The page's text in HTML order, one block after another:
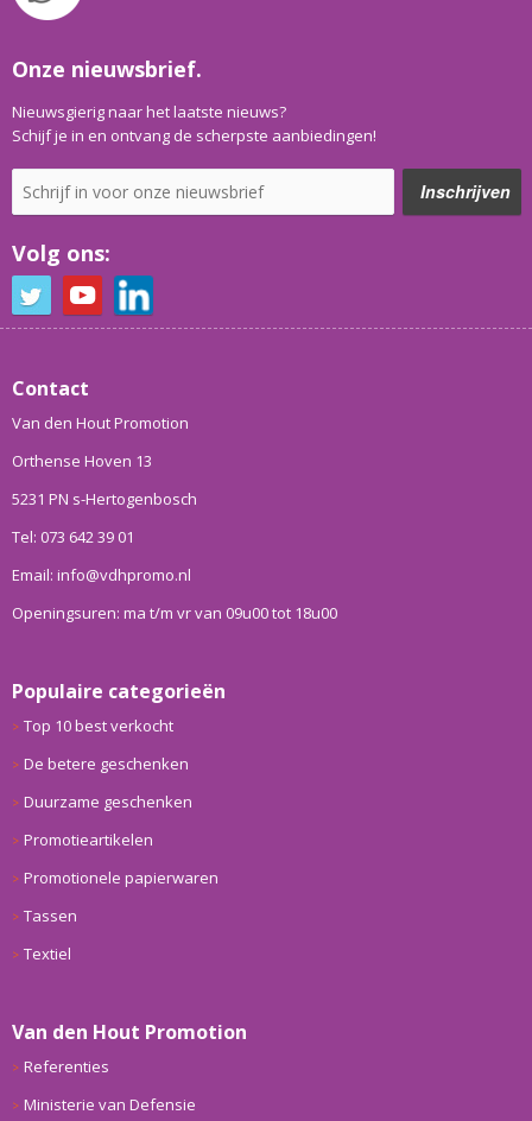
Onze nieuwsbrief.
Nieuwsgierig naar het laatste nieuws?
Schijf je in en ontvang de scherpste aanbiedingen!
Volg ons:
Contact
Van den Hout Promotion
Orthense Hoven 13
5231 PN s-Hertogenbosch
Tel: 073 642 39 01
Email: info@vdhpromo.nl
Openingsuren: ma t/m vr van 09u00 tot 18u00
Populaire categorieën
Top 10 best verkocht
De betere geschenken
Duurzame geschenken
Promotieartikelen
Promotionele papierwaren
Tassen
Textiel
Van den Hout Promotion
Referenties
Ministerie van Defensie